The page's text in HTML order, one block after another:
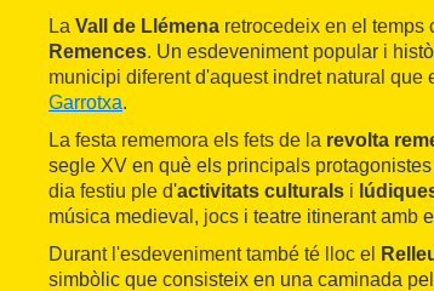
La Vall de Llémena retrocedeix en el temps
Remences. Un esdeveniment popular i
municipi diferent d'aquest indret natural que
Garrotxa.
La festa rememora els fets de la revolta
segle XV en què els principals
dia festiu ple d'activitats culturals i
música medieval, jocs i teatre itinerant amb
Durant l'esdeveniment també té lloc el
simbòlic que consisteix en una caminada